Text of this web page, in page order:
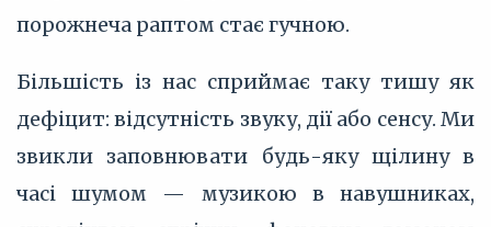
порожнеча раптом стає гучною.
Більшість із нас сприймає таку тишу як
дефіцит: відсутність звуку, дії або сенсу. Ми
звикли заповнювати будь-яку щілину в
часі шумом — музикою в навушниках,